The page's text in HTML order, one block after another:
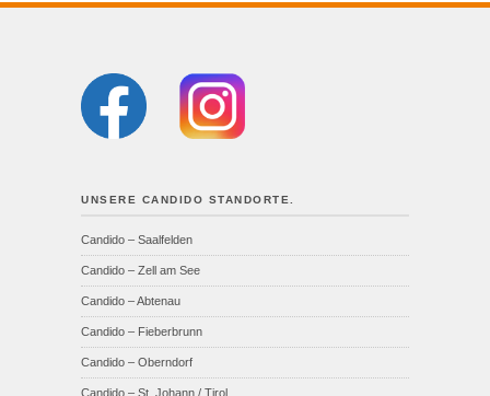
UNSERE CANDIDO STANDORTE.
Candido – Saalfelden
Candido – Zell am See
Candido – Abtenau
Candido – Fieberbrunn
Candido – Oberndorf
Candido – St. Johann / Tirol